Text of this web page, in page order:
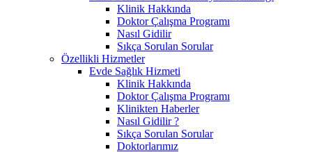
Klinik Hakkında
Doktor Çalışma Programı
Nasıl Gidilir
Sıkça Sorulan Sorular
Özellikli Hizmetler
Evde Sağlık Hizmeti
Klinik Hakkında
Doktor Çalışma Programı
Klinikten Haberler
Nasıl Gidilir ?
Sıkça Sorulan Sorular
Doktorlarımız